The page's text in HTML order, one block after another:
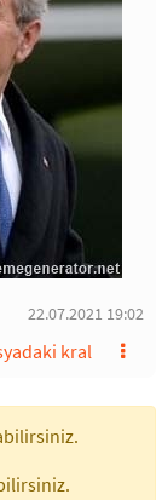
22.07.2021 19:02
kral